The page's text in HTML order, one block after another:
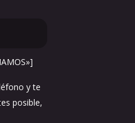
y te
posible,